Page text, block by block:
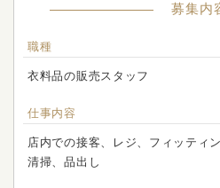
募集内
職種
衣料品の販売スタッフ
仕事内容
店内での接客、レジ、フィッティ
清掃、品出し